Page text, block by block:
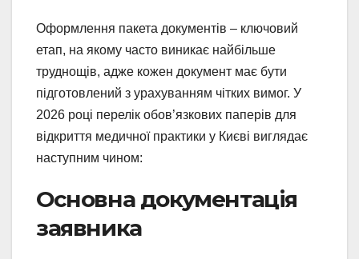
Оформлення пакета документів – ключовий
етап, на якому часто виникає найбільше
труднощів, адже кожен документ має бути
підготовлений з урахуванням чітких вимог. У
2026 році перелік обов’язкових паперів для
відкриття медичної практики у Києві виглядає
наступним чином:
Основна документація
заявника